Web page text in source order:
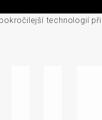
technologií